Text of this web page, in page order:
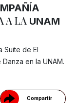
Compartir
Gracias!
A LA UNAM
Suite de El
en la UNAM.